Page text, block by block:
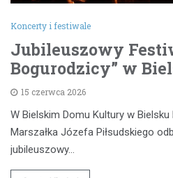
Koncerty i festiwale
Jubileuszowy
Bogurodzicy” w
15 czerwca 2026
W Bielskim Domu Kultury w
Marszałka Józefa Piłsudskiego
jubileuszowy…